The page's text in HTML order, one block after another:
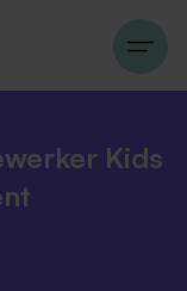
Kids